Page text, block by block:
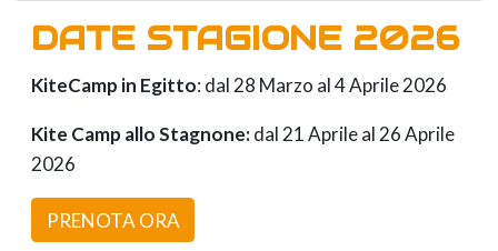
DATE STAGIONE 2026
KiteCamp in Egitto: dal 28 Marzo al 4 Aprile 2026
Kite Camp allo Stagnone:dal 21 Aprile al 26 Aprile
2026
PRENOTA ORA